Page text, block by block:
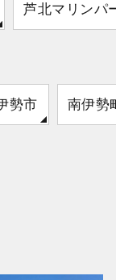
芦北マリンパ
勢市 南伊勢